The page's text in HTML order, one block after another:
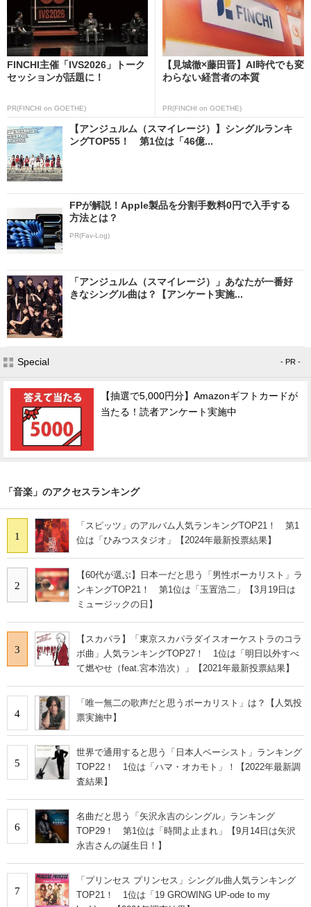
FINCHI主催「IVS2026」トーク
セッションが話題に！
PR(FINCHI on GOETHE)
【見城徹×藤田晋】AI時代でも変
わらない経営者の本質
PR(FINCHI on GOETHE)
【アンジュルム（スマイレージ）】シングルランキ
ングTOP55！ 第1位は「46億...
FPが解説！Apple製品を分割手数料0円で入手する
方法とは？
PR(Fav-Log)
「アンジュルム（スマイレージ）」あなたが一番好
きなシングル曲は？【アンケート実施...
Special - PR -
【抽選で5,000円分】Amazonギフトカードが
当たる！読者アンケート実施中
「音楽」のアクセスランキング
1
「スピッツ」のアルバム人気ランキングTOP21！ 第1
位は「ひみつスタジオ」【2024年最新投票結果】
2
【60代が選ぶ】日本一だと思う「男性ボーカリスト」ラ
ンキングTOP21！ 第1位は「玉置浩二」【3月19日は
ミュージックの日】
3
【スカパラ】「東京スカパラダイスオーケストラのコラ
ボ曲」人気ランキングTOP27！ 1位は「明日以外すべ
て燃やせ（feat.宮本浩次）」【2021年最新投票結果】
4
「唯一無二の歌声だと思うボーカリスト」は？【人気投
票実施中】
5
世界で通用すると思う「日本人ベーシスト」ランキング
TOP22！ 1位は「ハマ・オカモト」！【2022年最新調
査結果】
6
名曲だと思う「矢沢永吉のシングル」ランキング
TOP29！ 第1位は「時間よ止まれ」【9月14日は矢沢
永吉さんの誕生日！】
7
「プリンセス プリンセス」シングル曲人気ランキング
TOP21！ 1位は「19 GROWING UP-ode to my